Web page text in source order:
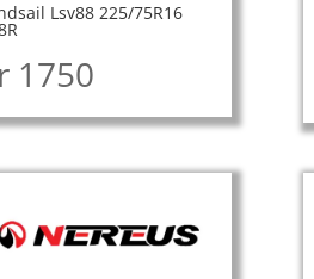
Lsv88 225/75R16
1750